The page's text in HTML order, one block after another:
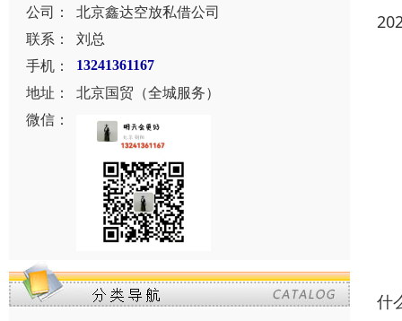
公司：
北京鑫达空放私借公司
联系：
刘总
手机：
13241361167
地址：
北京国贸（全城服务）
微信：
什